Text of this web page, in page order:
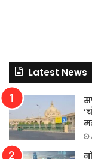
Latest News